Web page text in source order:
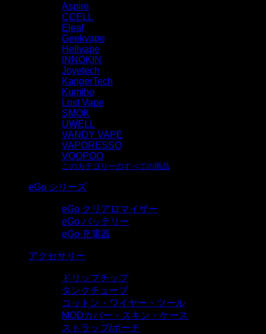
Aspire
CCELL
Eleaf
Geekvape
Hellvape
INNOKIN
Joyetech
KangerTech
Kumiho
Lost Vape
SMOK
UWELL
VANDY VAPE
VAPORESSO
VOOPOO
このカテゴリーのすべての商品
eGo シリーズ
eGo クリアロマイザー
eGo バッテリー
eGo 充電器
アクセサリー
ドリップチップ
タンクチューブ
コットン・ワイヤー・ツール
MODカバー・スキン・ケース
ストラップ/ポーチ